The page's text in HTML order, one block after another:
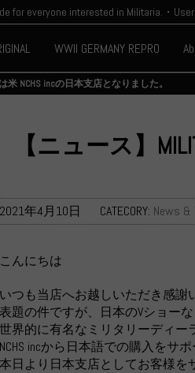
for everyone interested in Militaria.・User
WWII GERMANY REPRO
米 NCHS incの日本支店となりました。
【ニュース】
2021年4月10日 CATECORY: News &
こんにちは
いつも当店へお越しいただき感謝
表題の件ですが、日本のVショー
世界的に有名なミリタリーディ
NCHS incから日本語での購入をサ
本日より日本支店としてお客様